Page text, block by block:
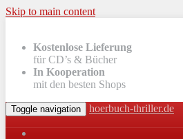
Skip to main content
Kostenlose Lieferung
für CD’s & Bücher
In Kooperation
mit den besten Shops
Toggle navigation hoerbuch-thriller.de